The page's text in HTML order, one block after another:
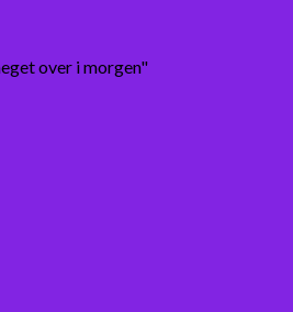
over i morgen"